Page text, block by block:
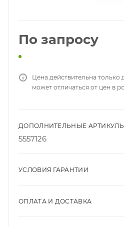
По запросу
Цена действительна только
может отличаться от цен в
ДОПОЛНИТЕЛЬНЫЕ
5557126
УСЛОВИЯ ГАРАНТИИ
ОПЛАТА И ДОСТАВКА